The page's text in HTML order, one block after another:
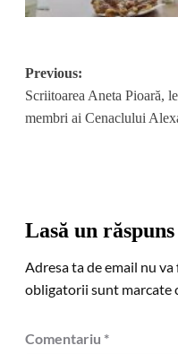
Post
navigation
Previous:
Scriitoarea Aneta Pioară,
membri ai Cenaclului
Lasă un răspuns
Adresa ta de email nu
obligatorii sunt marcate
Comentariu *